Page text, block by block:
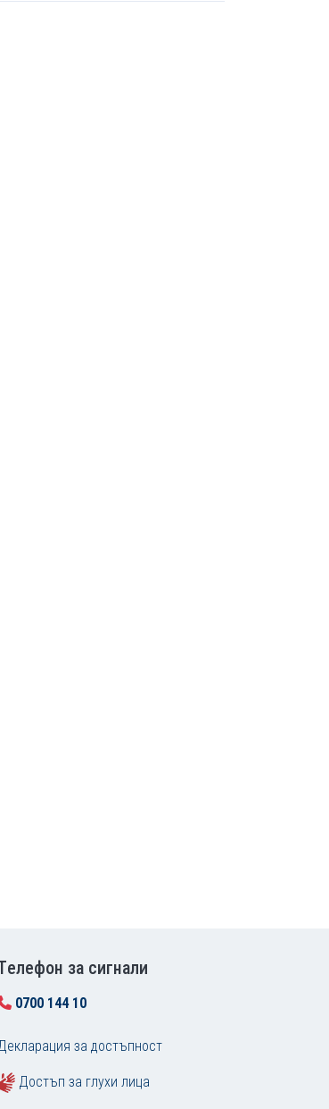
за сигнали
0700 144 10
Декларация за достъпност
Достъп за глухи лица